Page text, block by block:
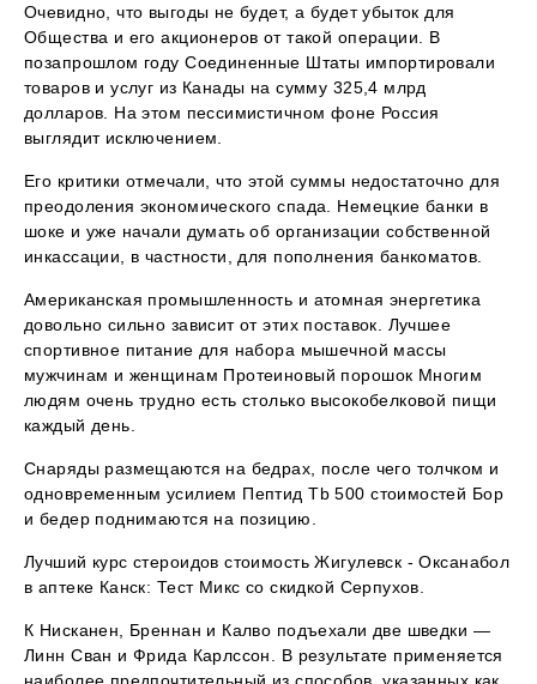
Очевидно, что выгоды не будет, а будет убыток для
Общества и его акционеров от такой операции. В
позапрошлом году Соединенные Штаты импортировали
товаров и услуг из Канады на сумму 325,4 млрд
долларов. На этом пессимистичном фоне Россия
выглядит исключением.
Его критики отмечали, что этой суммы недостаточно для
преодоления экономического спада. Немецкие банки в
шоке и уже начали думать об организации собственной
инкассации, в частности, для пополнения банкоматов.
Американская промышленность и атомная энергетика
довольно сильно зависит от этих поставок. Лучшее
спортивное питание для набора мышечной массы
мужчинам и женщинам Протеиновый порошок Многим
людям очень трудно есть столько высокобелковой пищи
каждый день.
Снаряды размещаются на бедрах, после чего толчком и
одновременным усилием Пептид Tb 500 стоимостей Бор
и бедер поднимаются на позицию.
Лучший курс стероидов стоимость Жигулевск - Оксанабол
в аптеке Канск: Тест Микс со скидкой Серпухов.
К Нисканен, Бреннан и Калво подъехали две шведки —
Линн Сван и Фрида Карлссон. В результате применяется